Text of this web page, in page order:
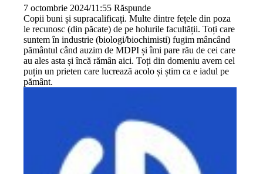
7 octombrie 2024/11:55 Răspunde
Copii buni și supracalificați. Multe dintre fețele din poza
le recunosc (din păcate) de pe holurile facultății. Toți care
suntem în industrie (biologi/biochimisti) fugim mâncând
pământul când auzim de MDPI și îmi pare rău de cei care
au ales asta și încă rămân aici. Toți din domeniu avem cel
puțin un prieten care lucrează acolo și știm ca e iadul pe
pământ.